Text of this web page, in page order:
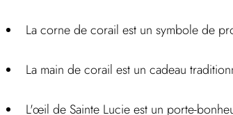
La corne de corail est un symbole de
La main de corail est un cadeau
L'œil de Sainte Lucie est un porte-